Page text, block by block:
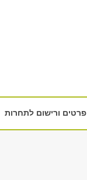
פרטים ורישום לתחרות